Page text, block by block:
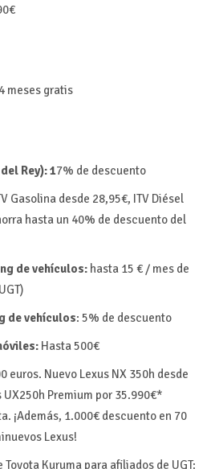
meses gratis
Rey): 17% de descuento
Gasolina desde 28,95€, ITV Diésel
hasta un 40% de descuento del
de vehículos:hasta 15 € / mes de
de vehículos: 5% de descuento
Hasta500€
euros. Nuevo Lexus NX 350h desde
UX250h Premium por 35.990€*
¡Además, 1.000€ descuento en 70
Lexus!
Toyota Kuruma para afiliados de UGT: